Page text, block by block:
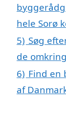
hele Sorø
5) Søg
de
6) Find en
af